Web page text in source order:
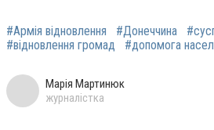
#Армія відновлення #Донеччина
#відновлення громад
#допомога
Марія Мартинюк
журналістка